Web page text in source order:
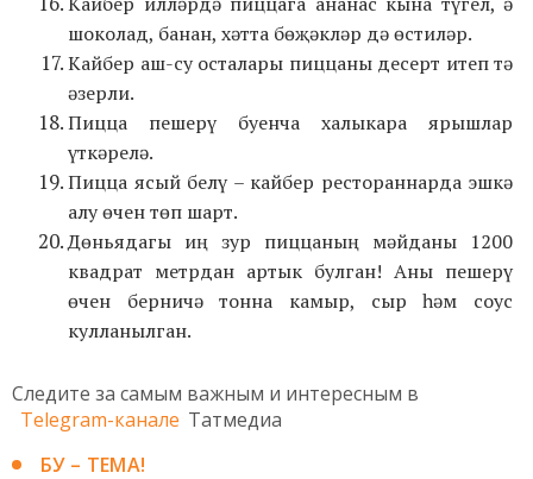
шоколад, банан, хәтта бөҗәкләр дә өстиләр.
Кайбер аш-су осталары пиццаны десерт итеп тә
әзерли.
Пицца пешерү буенча халыкара ярышлар
үткәрелә.
Пицца ясый белү – кайбер рестораннарда эшкә
алу өчен төп шарт.
Дөньядагы иң зур пиццаның мәйданы 1200
квадрат метрдан артык булган! Аны пешерү
өчен берничә тонна камыр, сыр һәм соус
кулланылган.
Следите за самым важным и интересным в
Telegram-канале Татмедиа
БУ – ТЕМА!